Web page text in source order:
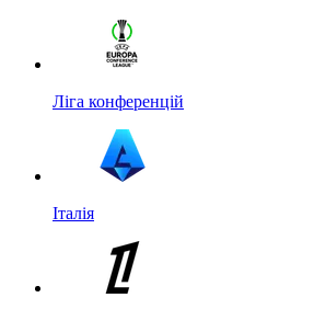
Ліга конференцій
Італія